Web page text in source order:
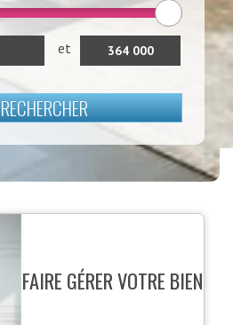
et
RECHERCHER
FAIRE GÉRER VOTRE BIEN